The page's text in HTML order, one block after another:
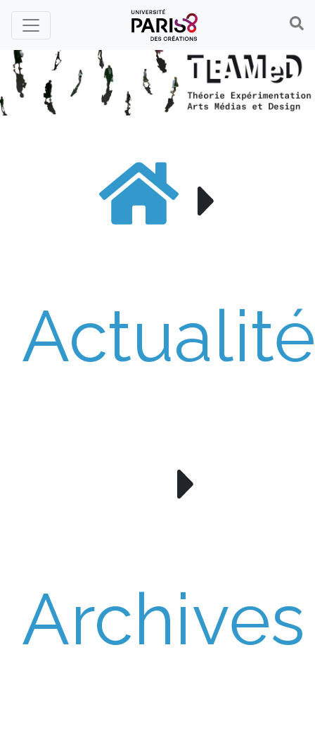
Panneau de gestion des cookies
Archives